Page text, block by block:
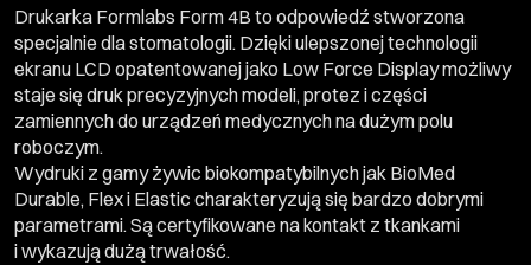
Drukarka Formlabs Form 4B to odpowiedź stworzona
specjalnie dla stomatologii. Dzięki ulepszonej technologii
ekranu LCD opatentowanej jako Low Force Display możliwy
staje się druk precyzyjnych modeli, protez i części
zamiennych do urządzeń medycznych na dużym polu
roboczym.
Wydruki z gamy żywic biokompatybilnych jak BioMed
Durable, Flex i Elastic charakteryzują się bardzo dobrymi
parametrami. Są certyfikowane na kontakt z tkankami
i wykazują dużą trwałość.